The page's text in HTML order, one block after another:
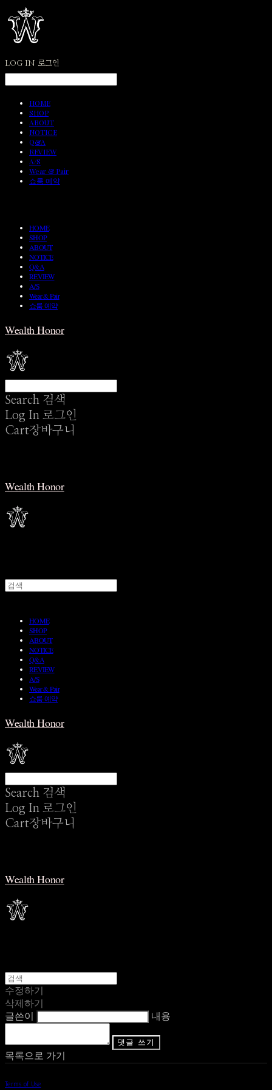
LOG IN 로그인
HOME
SHOP
ABOUT
NOTICE
Q&A
REVIEW
A/S
Wear & Pair
쇼룸 예약
HOME
SHOP
ABOUT
NOTICE
Q&A
REVIEW
A/S
Wear & Pair
쇼룸 예약
Wealth Honor
Search 검색
Log In 로그인
Cart장바구니
Wealth Honor
HOME
SHOP
ABOUT
NOTICE
Q&A
REVIEW
A/S
Wear & Pair
쇼룸 예약
Wealth Honor
Search 검색
Log In 로그인
Cart장바구니
Wealth Honor
수정하기
삭제하기
글쓴이
내용
댓글 쓰기
목록으로 가기
Terms of Use